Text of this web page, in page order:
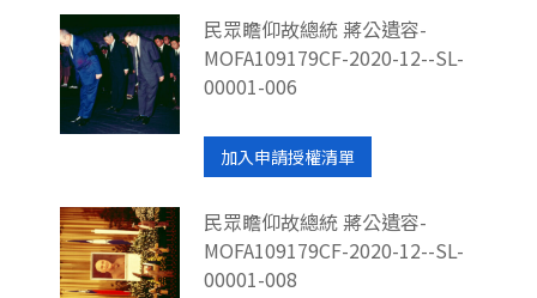
民眾瞻仰故總統 蔣公遺容-
MOFA109179CF-2020-12--SL-
00001-006
加入申請授權清單
民眾瞻仰故總統 蔣公遺容-
MOFA109179CF-2020-12--SL-
00001-008